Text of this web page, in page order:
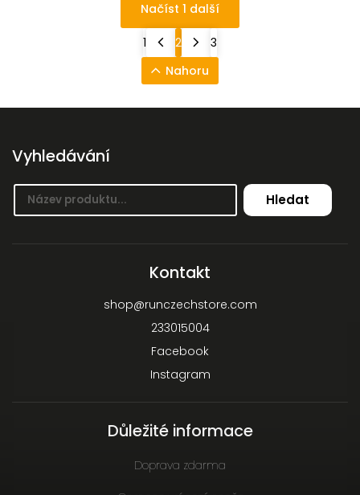
Načíst 1 další
1 2
3
Nahoru
Vyhledávání
Hledat
Kontakt
shop@runczechstore.com
233015004
Facebook
Instagram
Důležité informace
Doprava zdarma